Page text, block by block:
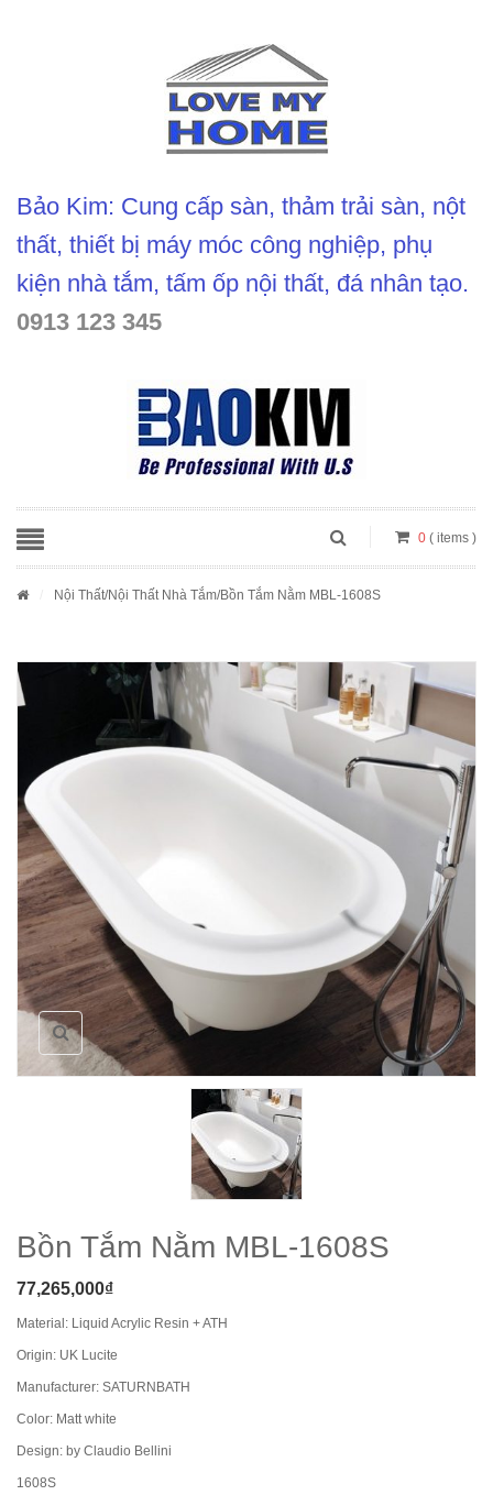
Bảo Kim: Cung cấp sàn, thảm trải sàn, nột
thất, thiết bị máy móc công nghiệp, phụ
kiện nhà tắm, tấm ốp nội thất, đá nhân tạo.
0913 123 345
0 ( items )
Nội Thất/Nội Thất Nhà Tắm/Bồn Tắm Nằm MBL-1608S
Bồn Tắm Nằm MBL-1608S
77,265,000₫
Material: Liquid Acrylic Resin + ATH
Origin: UK Lucite
Manufacturer: SATURNBATH
Color: Matt white
Design: by Claudio Bellini
1608S